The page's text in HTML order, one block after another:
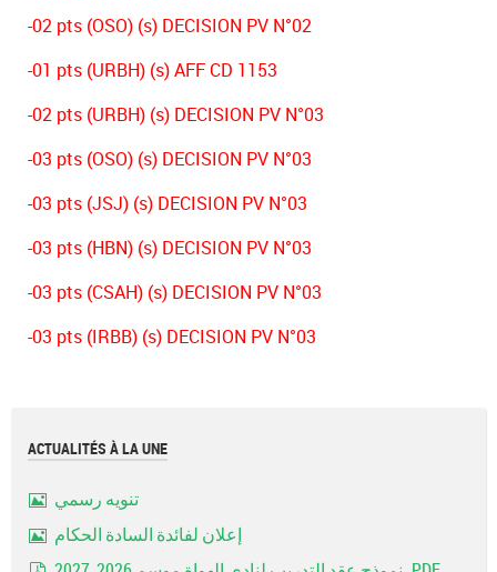
-02 pts (OSO) (s) DECISION PV N°02
-01 pts (URBH) (s) AFF CD 1153
-02 pts (URBH) (s) DECISION PV N°03
-03 pts (OSO) (s) DECISION PV N°03
-03 pts (JSJ) (s) DECISION PV N°03
-03 pts (HBN) (s) DECISION PV N°03
-03 pts (CSAH) (s) DECISION PV N°03
-03 pts (IRBB) (s) DECISION PV N°03
ACTUALITÉS À LA UNE
تنويه رسمي
إعلان لفائدة السادة الحكام